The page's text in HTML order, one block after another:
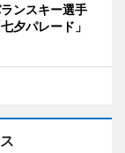
ンスキー選手
夕パレード」